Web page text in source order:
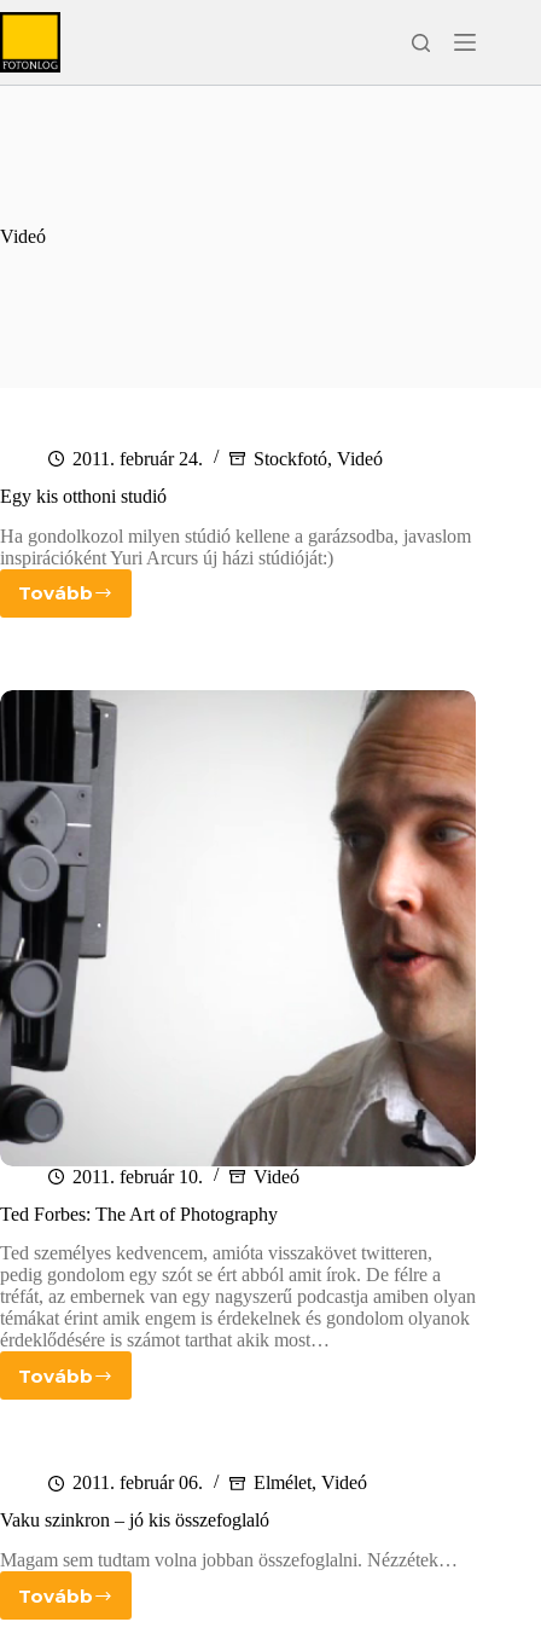
Skip
Videó
2011. február 24. Stockfotó, Videó
Egy kis otthoni studió
Ha gondolkozol milyen stúdió kellene a garázsodba, javaslom
inspirációként Yuri Arcurs új házi stúdióját:)
Tovább
Egy
kis
2011. február 10.
Videó
Ted Forbes: The Art of Photography
Ted személyes kedvencem, amióta visszakövet twitteren,
pedig gondolom egy szót se ért abból amit írok. De félre a
tréfát, az embernek van egy nagyszerű podcastja amiben olyan
témákat érint amik engem is érdekelnek és gondolom olyanok
érdeklődésére is számot tarthat akik most…
Tovább
Ted
of
2011. február 06. Elmélet, Videó
Vaku szinkron – jó kis összefoglaló
Magam sem tudtam volna jobban összefoglalni. Nézzétek…
Tovább
Vaku